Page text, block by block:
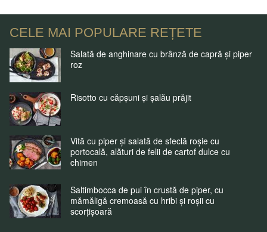
CELE MAI POPULARE REȚETE
Salată de anghinare cu brânză de capră și piper
roz
Risotto cu căpșuni și șalău prăjit
Vită cu piper și salată de sfeclă roșie cu
portocală, alături de felii de cartof dulce cu
chimen
Saltimbocca de pui în crustă de piper, cu
mămăligă cremoasă cu hribi și roșii cu
scorțișoară